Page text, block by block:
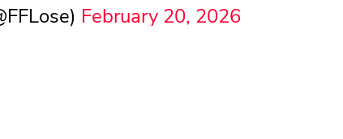
February 20, 2026